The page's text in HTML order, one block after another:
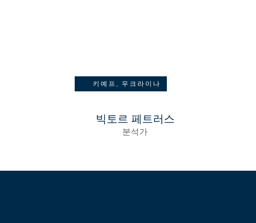
키예프, 우크라이나
빅토르 페트러스
분석가